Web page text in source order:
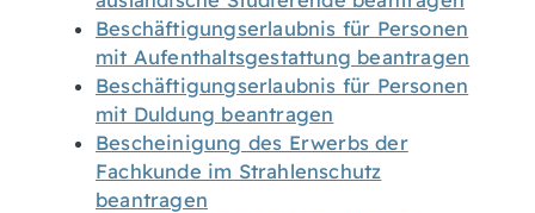
Beschäftigungserlaubnis für Personen
mit Aufenthaltsgestattung beantragen
Beschäftigungserlaubnis für Personen
mit Duldung beantragen
Bescheinigung des Erwerbs der
Fachkunde im Strahlenschutz
beantragen